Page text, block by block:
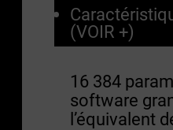
(VOIR +)
16 384
software
l’équivalent